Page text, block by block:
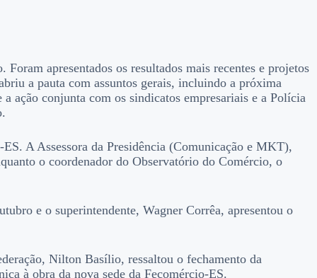
apresentados os resultados mais recentes e projetos
a pauta com assuntos gerais, incluindo a próxima
ação conjunta com os sindicatos empresariais e a Polícia
A Assessora da Presidência (Comunicação e MKT),
o coordenador do Observatório do Comércio, o
e o superintendente, Wagner Corrêa, apresentou o
Nilton Basílio, ressaltou o fechamento da
à obra da nova sede da Fecomércio-ES.